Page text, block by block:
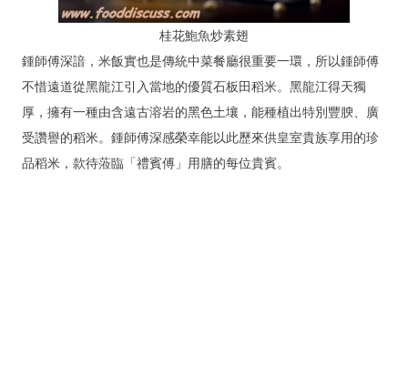
桂花鮑魚炒素翅
鍾師傅深諳，米飯實也是傳統中菜餐廳很重要一環，所以鍾師傅
不惜遠道從黑龍江引入當地的優質石板田稻米。黑龍江得天獨
厚，擁有一種由含遠古溶岩的黑色土壤，能種植出特別豐腴、廣
受讚譽的稻米。鍾師傅深感榮幸能以此歷來供皇室貴族享用的珍
品稻米，款待蒞臨「禮賓傅」用膳的每位貴賓。